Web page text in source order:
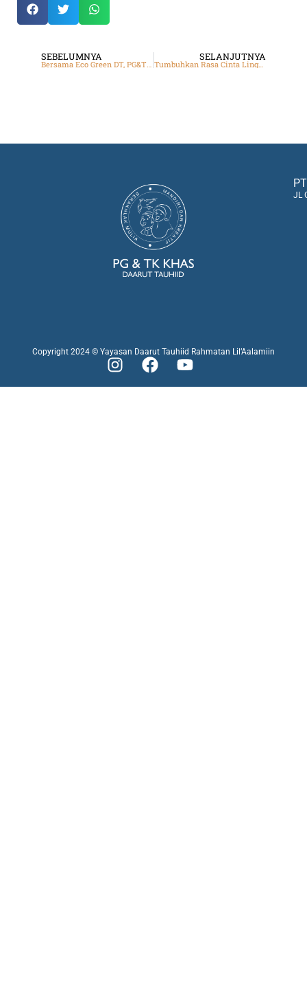
SEBELUMNYA
Bersama Eco Green DT, PG&TK Daarut Tauhiid Gelar Projek P5 Bertema
SELANJUTNYA
Tumbuhkan Rasa Cinta Lingkungan, PG&TK Daarut Tauhiid Serahkan Sampah ke Bank Sampah Eco Green
JL
Copyright 2024 © Yayasan Daarut Tauhiid Rahmatan Lil’Aalamiin